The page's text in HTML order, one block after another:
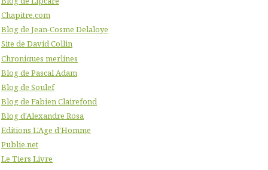
Chapitre.com
Blog de Jean-Cosme Delaloye
Site de David Collin
Chroniques merlines
Blog de Pascal Adam
Blog de Soulef
Blog de Fabien Clairefond
Blog d'Alexandre Rosa
Editions L'Age d'Homme
Publie.net
Le Tiers Livre